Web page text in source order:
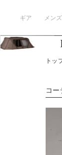
ギア メンズ
トッ
コー